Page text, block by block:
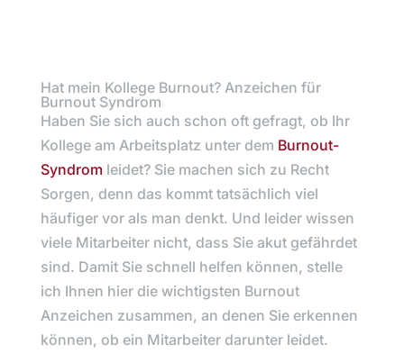
Hat mein Kollege Burnout? Anzeichen für
Burnout Syndrom
Haben Sie sich auch schon oft gefragt, ob Ihr
Kollege am Arbeitsplatz unter dem Burnout-
Syndrom leidet? Sie machen sich zu Recht
Sorgen, denn das kommt tatsächlich viel
häufiger vor als man denkt. Und leider wissen
viele Mitarbeiter nicht, dass Sie akut gefährdet
sind. Damit Sie schnell helfen können, stelle
ich Ihnen hier die wichtigsten Burnout
Anzeichen zusammen, an denen Sie erkennen
können, ob ein Mitarbeiter darunter leidet.